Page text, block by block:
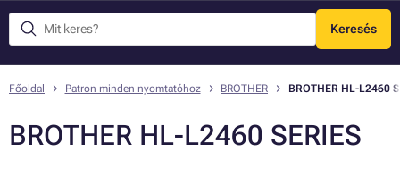
Keresés
Menü
Főoldal Patron minden nyomtatóhoz BROTHER BROTHER HL-L2460
BROTHER HL-L2460 SERIES